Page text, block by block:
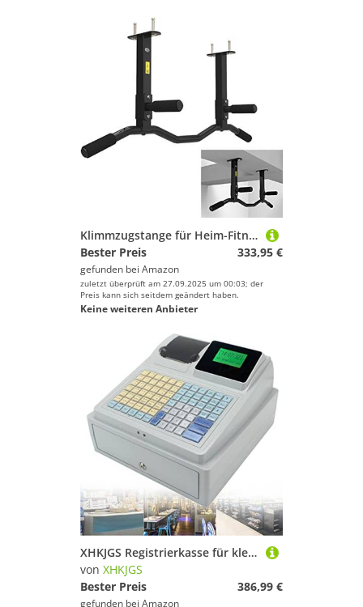
Klimmzugstange für Heim-Fitnessstudio, tragbare Klimmzugstange, an der Wand montierte Klimmzugstange aus Stahl, mit rutschfestem Griff und einfach zu installieren, Heim-Fitnessgerät mit mehreren Pos
Bester Preis
333,95 €
gefunden bei Amazon
zuletzt überprüft am 27.09.2025 um 00:03; der
Preis kann sich seitdem geändert haben.
Keine weiteren Anbieter
XHKJGS Registrierkasse für kleine Unternehmen Electronic POS System - 81 Schlüssel mit digitalem LED -Display, perfekt für kleine Unternehmen, Restaurants und Supermärkte
von XHKJGS
Bester Preis
386,99 €
gefunden bei Amazon